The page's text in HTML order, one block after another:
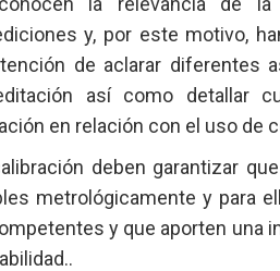
y, por este motivo,
de aclarar diferentes
así como detallar
en relación con el uso de
deben garantizar
metrológicamente y para
y que aporten una